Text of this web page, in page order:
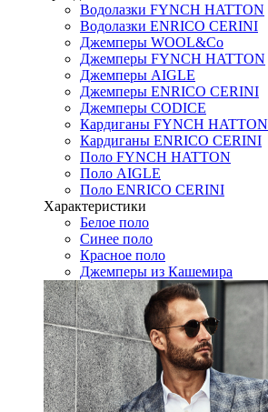
Водолазки FYNCH HATTON
Водолазки ENRICO CERINI
Джемперы WOOL&Co
Джемперы FYNCH HATTON
Джемперы AIGLE
Джемперы ENRICO CERINI
Джемперы CODICE
Кардиганы FYNCH HATTON
Кардиганы ENRICO CERINI
Поло FYNCH HATTON
Поло AIGLE
Поло ENRICO CERINI
Характеристики
Белое поло
Синее поло
Красное поло
Джемперы из Кашемира